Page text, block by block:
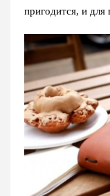
пригодится, и для